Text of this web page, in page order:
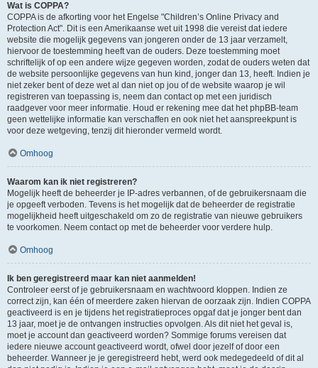
Wat is COPPA?
COPPA is de afkorting voor het Engelse "Children’s Online Privacy and
Protection Act". Dit is een Amerikaanse wet uit 1998 die vereist dat iedere
website die mogelijk gegevens van jongeren onder de 13 jaar verzamelt,
hiervoor de toestemming heeft van de ouders. Deze toestemming moet
schriftelijk of op een andere wijze gegeven worden, zodat de ouders weten dat
de website persoonlijke gegevens van hun kind, jonger dan 13, heeft. Indien je
niet zeker bent of deze wet al dan niet op jou of de website waarop je wil
registreren van toepassing is, neem dan contact op met een juridisch
raadgever voor meer informatie. Houd er rekening mee dat het phpBB-team
geen wettelijke informatie kan verschaffen en ook niet het aanspreekpunt is
voor deze wetgeving, tenzij dit hieronder vermeld wordt.
Omhoog
Waarom kan ik niet registreren?
Mogelijk heeft de beheerder je IP-adres verbannen, of de gebruikersnaam die
je opgeeft verboden. Tevens is het mogelijk dat de beheerder de registratie
mogelijkheid heeft uitgeschakeld om zo de registratie van nieuwe gebruikers
te voorkomen. Neem contact op met de beheerder voor verdere hulp.
Omhoog
Ik ben geregistreerd maar kan niet aanmelden!
Controleer eerst of je gebruikersnaam en wachtwoord kloppen. Indien ze
correct zijn, kan één of meerdere zaken hiervan de oorzaak zijn. Indien COPPA
geactiveerd is en je tijdens het registratieproces opgaf dat je jonger bent dan
13 jaar, moet je de ontvangen instructies opvolgen. Als dit niet het geval is,
moet je account dan geactiveerd worden? Sommige forums vereisen dat
iedere nieuwe account geactiveerd wordt, ofwel door jezelf of door een
beheerder. Wanneer je je geregistreerd hebt, werd ook medegedeeld of dit al